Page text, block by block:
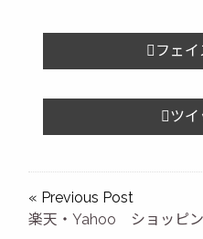
フェ
ツイ
« Previous Post
楽天・Yahoo ショッピ